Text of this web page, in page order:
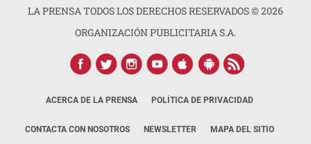
LA PRENSA TODOS LOS DERECHOS RESERVADOS ©2026
ORGANIZACIÓN PUBLICITARIA S.A.
ACERCA DE LA PRENSA POLÍTICA DE PRIVACIDAD
CONTACTA CON NOSOTROS NEWSLETTER MAPA DEL SITIO